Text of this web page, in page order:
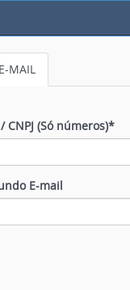
MAIL
/ CNPJ (Só números)*
E-mail